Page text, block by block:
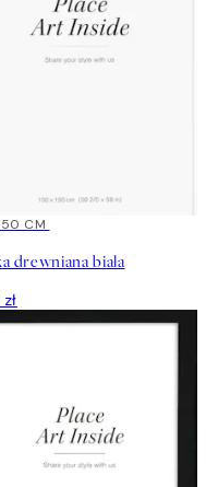
CM
drewniana biała